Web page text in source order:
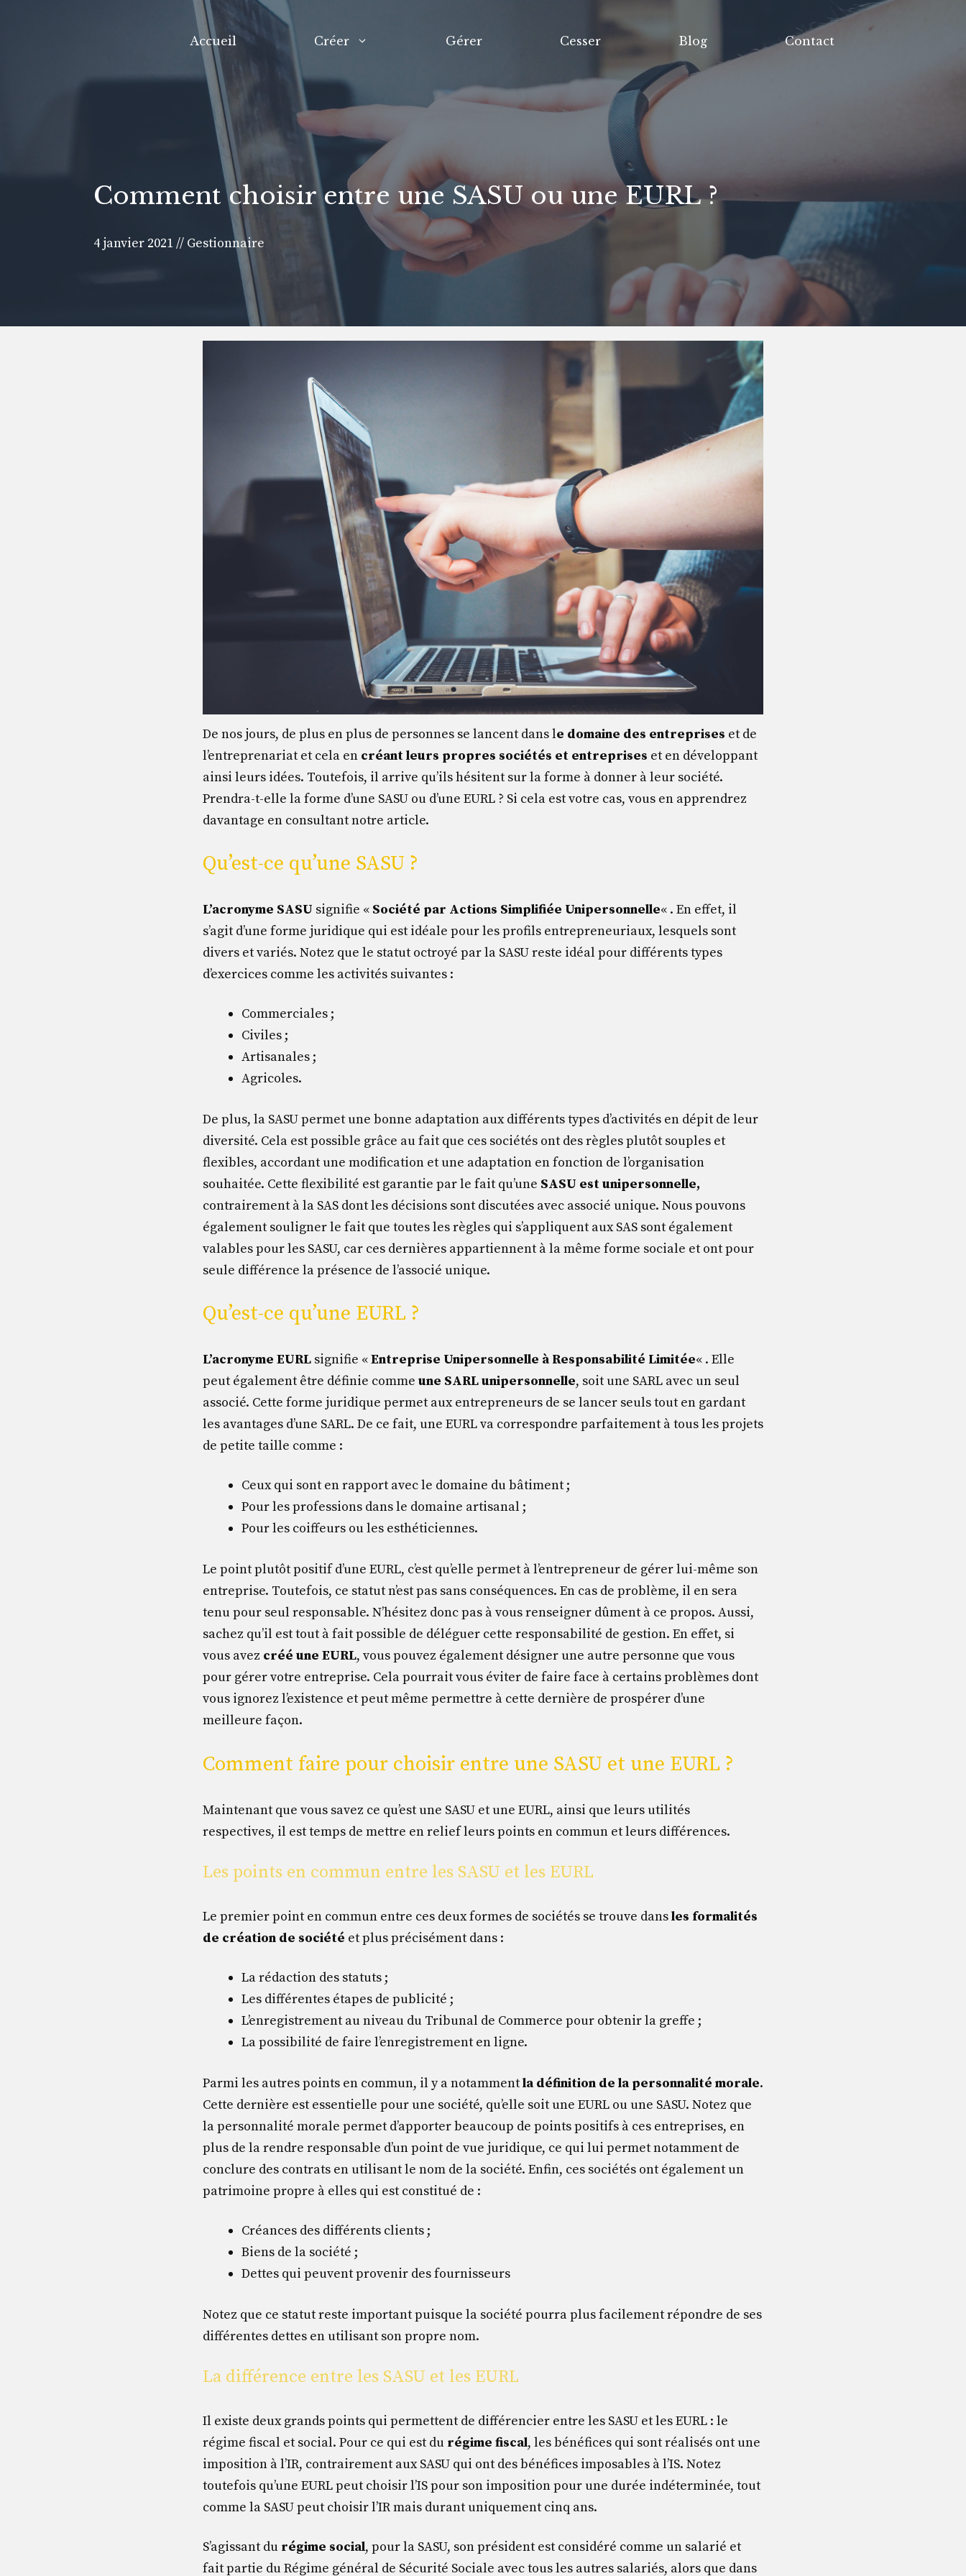
Accueil Créer Gérer Cesser Blog Contact
Comment choisir entre une SASU ou une EURL ?
4 janvier 2021// Gestionnaire
De nos jours, de plus en plus de personnes se lancent dans le domaine des entreprises et de
l’entreprenariat et cela en créant leurs propres sociétés et entreprises et en développant
ainsi leurs idées. Toutefois, il arrive qu’ils hésitent sur la forme à donner à leur société.
Prendra-t-elle la forme d’une SASU ou d’une EURL ? Si cela est votre cas, vous en apprendrez
davantage en consultant notre article.
Qu’est-ce qu’une SASU ?
L’acronyme SASU signifie « Société par Actions Simplifiée Unipersonnelle« . En effet, il
s’agit d’une forme juridique qui est idéale pour les profils entrepreneuriaux, lesquels sont
divers et variés. Notez que le statut octroyé par la SASU reste idéal pour différents types
d’exercices comme les activités suivantes :
Commerciales ;
Civiles ;
Artisanales ;
Agricoles.
De plus, la SASU permet une bonne adaptation aux différents types d’activités en dépit de leur
diversité. Cela est possible grâce au fait que ces sociétés ont des règles plutôt souples et
flexibles, accordant une modification et une adaptation en fonction de l’organisation
souhaitée. Cette flexibilité est garantie par le fait qu’une SASU est unipersonnelle,
contrairement à la SAS dont les décisions sont discutées avec associé unique. Nous pouvons
également souligner le fait que toutes les règles qui s’appliquent aux SAS sont également
valables pour les SASU, car ces dernières appartiennent à la même forme sociale et ont pour
seule différence la présence de l’associé unique.
Qu’est-ce qu’une EURL ?
L’acronyme EURL signifie «Entreprise Unipersonnelle à Responsabilité Limitée« . Elle
peut également être définie comme une SARL unipersonnelle, soit une SARL avec un seul
associé. Cette forme juridique permet aux entrepreneurs de se lancer seuls tout en gardant
les avantages d’une SARL. De ce fait, une EURL va correspondre parfaitement à tous les projets
de petite taille comme :
Ceux qui sont en rapport avec le domaine du bâtiment ;
Pour les professions dans le domaine artisanal ;
Pour les coiffeurs ou les esthéticiennes.
Le point plutôt positif d’une EURL, c’est qu’elle permet à l’entrepreneur de gérer lui-même son
entreprise. Toutefois, ce statut n’est pas sans conséquences. En cas de problème, il en sera
tenu pour seul responsable. N’hésitez donc pas à vous renseigner dûment à ce propos. Aussi,
sachez qu’il est tout à fait possible de déléguer cette responsabilité de gestion. En effet, si
vous avez créé une EURL, vous pouvez également désigner une autre personne que vous
pour gérer votre entreprise. Cela pourrait vous éviter de faire face à certains problèmes dont
vous ignorez l’existence et peut même permettre à cette dernière de prospérer d’une
meilleure façon.
Comment faire pour choisir entre une SASU et une EURL ?
Maintenant que vous savez ce qu’est une SASU et une EURL, ainsi que leurs utilités
respectives, il est temps de mettre en relief leurs points en commun et leurs différences.
Les points en commun entre les SASU et les EURL
Le premier point en commun entre ces deux formes de sociétés se trouve dansles formalités
de création de société et plus précisément dans :
La rédaction des statuts ;
Les différentes étapes de publicité ;
L’enregistrement au niveau du Tribunal de Commerce pour obtenir la greffe ;
La possibilité de faire l’enregistrement en ligne.
Parmi les autres points en commun, il y a notammentla définition de la personnalité morale.
Cette dernière est essentielle pour une société, qu’elle soit une EURL ou une SASU. Notez que
la personnalité morale permet d’apporter beaucoup de points positifs à ces entreprises, en
plus de la rendre responsable d’un point de vue juridique, ce qui lui permet notamment de
conclure des contrats en utilisant le nom de la société. Enfin, ces sociétés ont également un
patrimoine propre à elles qui est constitué de :
Créances des différents clients ;
Biens de la société ;
Dettes qui peuvent provenir des fournisseurs
Notez que ce statut reste important puisque la société pourra plus facilement répondre de ses
différentes dettes en utilisant son propre nom.
La différence entre les SASU et les EURL
Il existe deux grands points qui permettent de différencier entre les SASU et les EURL : le
régime fiscal et social. Pour ce qui est du régime fiscal, les bénéfices qui sont réalisés ont une
imposition à l’IR, contrairement aux SASU qui ont des bénéfices imposables à l’IS. Notez
toutefois qu’une EURL peut choisir l’IS pour son imposition pour une durée indéterminée, tout
comme la SASU peut choisir l’IR mais durant uniquement cinq ans.
S’agissant du régime social, pour la SASU, son président est considéré comme un salarié et
fait partie du Régime général de Sécurité Sociale avec tous les autres salariés, alors que dans